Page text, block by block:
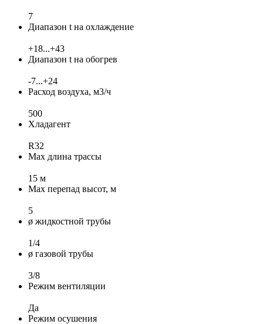
7
Диапазон t на охлаждение
+18...+43
Диапазон t на обогрев
-7...+24
Расход воздуха, м3/ч
500
Хладагент
R32
Max длина трассы
15 м
Max перепад высот, м
5
ø жидкостной трубы
1/4
ø газовой трубы
3/8
Режим вентиляции
Да
Режим осушения